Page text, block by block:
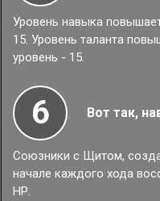
Уровень навыка
15. Уровень таланта
уровень - 15.
6 Вот так,
Союзники с Щитом,
начале каждого хода
НР.